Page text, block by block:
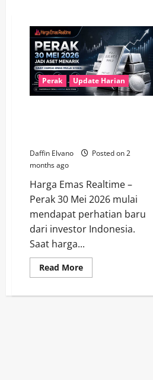
Perak Update Harian
Daffin Elvano
Posted on 2
months ago
Harga Emas Realtime –
Perak 30 Mei 2026 mulai
mendapat perhatian baru
dari investor Indonesia.
Saat harga...
Read MoreRead
more
30